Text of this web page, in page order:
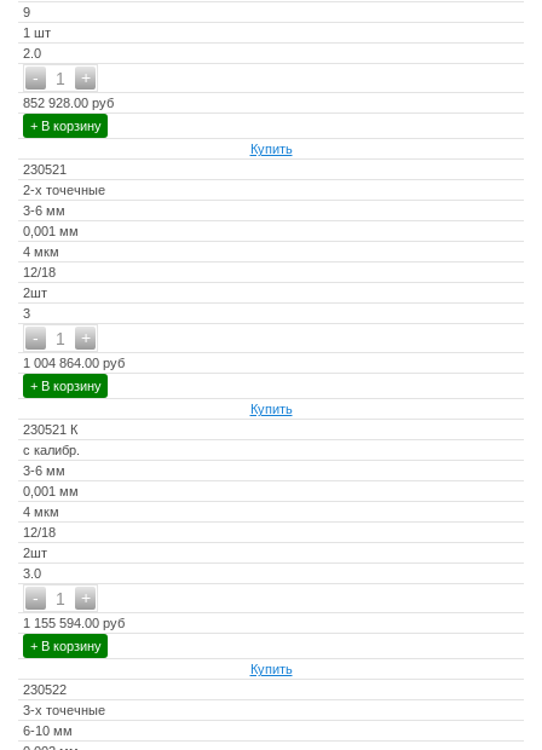
9
1 шт
2.0
+
- 1
852 928.00 руб
+ В корзину
Купить
230521
2-х точечные
3-6 мм
0,001 мм
4 мкм
12/18
2шт
3
+
- 1
1 004 864.00 руб
+ В корзину
Купить
230521 К
с калибр.
3-6 мм
0,001 мм
4 мкм
12/18
2шт
3.0
+
- 1
1 155 594.00 руб
+ В корзину
Купить
230522
3-х точечные
6-10 мм